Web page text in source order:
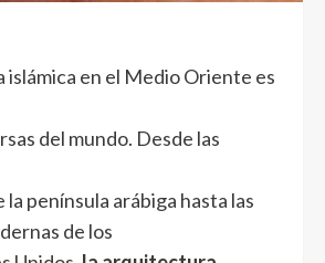
en el Medio Oriente es
del mundo. Desde las
la península arábiga hasta las
de los